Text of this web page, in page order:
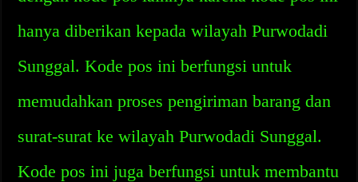
hanya diberikan kepada wilayah Purwodadi
Sunggal. Kode pos ini berfungsi untuk
memudahkan proses pengiriman barang dan
surat-surat ke wilayah Purwodadi Sunggal.
Kode pos ini juga berfungsi untuk membantu